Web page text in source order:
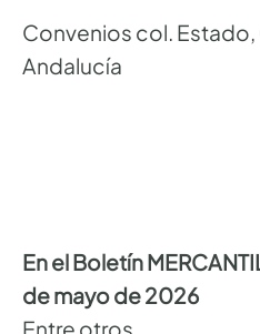
Convenios col. Estado,
Andalucía
En el Boletín
de mayo de 2026
Entre otros,